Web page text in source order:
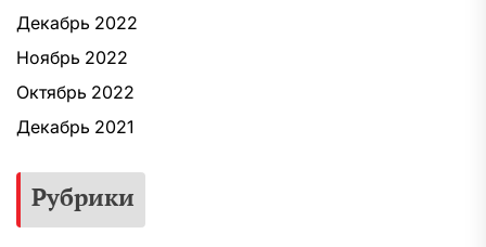
Декабрь 2022
Ноябрь 2022
Октябрь 2022
Декабрь 2021
Рубрики